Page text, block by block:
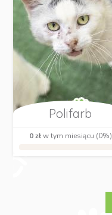
Polifarb
0 złw tym miesiącu (0%)